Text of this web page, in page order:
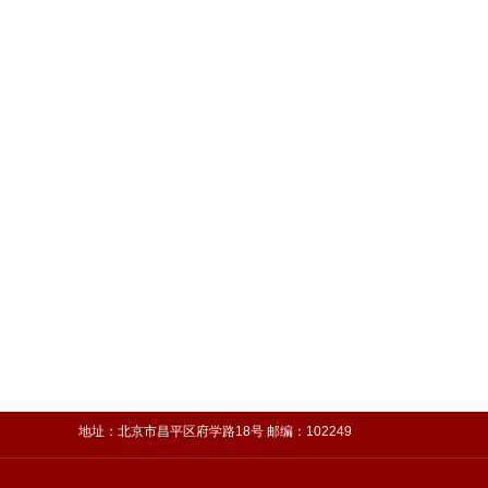
地址：北京市昌平区府学路18号 邮编：102249